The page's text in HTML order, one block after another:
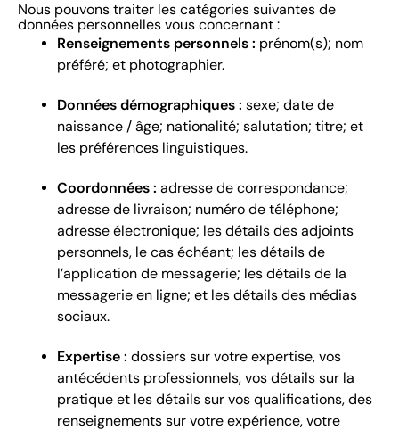
Nous pouvons traiter les catégories suivantes de
données personnelles vous concernant :
Renseignements personnels : prénom(s); nom
préféré; et photographier.
Données démographiques : sexe; date de
naissance / âge; nationalité; salutation; titre; et
les préférences linguistiques.
Coordonnées : adresse de correspondance;
adresse de livraison; numéro de téléphone;
adresse électronique; les détails des adjoints
personnels, le cas échéant; les détails de
l’application de messagerie; les détails de la
messagerie en ligne; et les détails des médias
sociaux.
Expertise : dossiers sur votre expertise, vos
antécédents professionnels, vos détails sur la
pratique et les détails sur vos qualifications, des
renseignements sur votre expérience, votre